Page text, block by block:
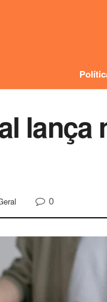
lança
0